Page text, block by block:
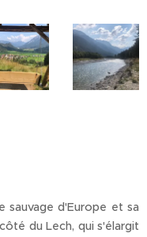
sauvage d'Europe et sa
du Lech, qui s'élargit